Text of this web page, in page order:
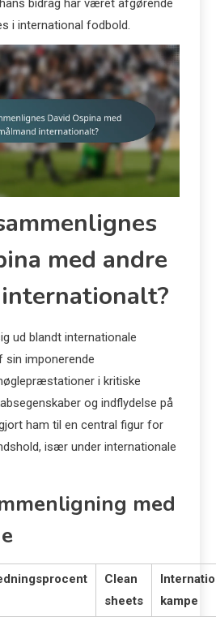
bidrag har været afgørende
i international fodbold.
med andre
ud blandt internationale
sin imponerende
i kritiske
og indflydelse på
ham til en central figur for
især under internationale
med
Clean
sheets
kampe